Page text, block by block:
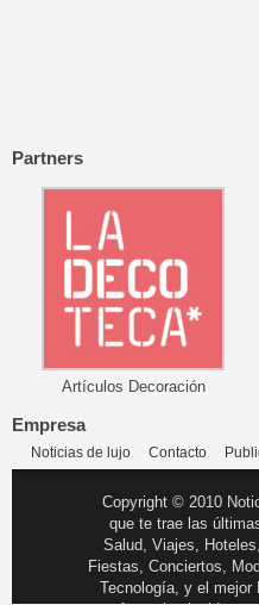
Partners
Artículos Decoración
Empresa
Noticias de lujo Contacto
Copyright © 2010
que te trae las
Salud, Viajes,
Fiestas, Conciertos,
Tecnología, y el mejor